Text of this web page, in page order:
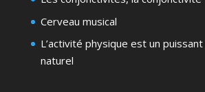
Cerveau musical
L’activité physique est un
naturel